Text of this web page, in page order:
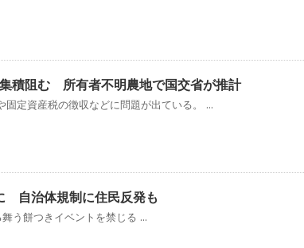
積阻む 所有者不明農地で国交省が推計
定資産税の徴収などに問題が出ている。 ...
自治体規制に住民反発も
う餅つきイベントを禁じる ...